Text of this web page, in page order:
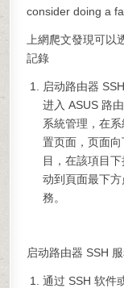
consider doing a
上網爬文發現可
記錄
启动路由器
进入 ASUS 路
系統管理，在
置页面，页面
目，在該項目
动到頁面最下
務。
启动路由器 SSH
通过 SSH 软件